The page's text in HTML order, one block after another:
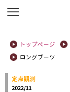
トップページ
ロングブーツ
定点観測
2022/11